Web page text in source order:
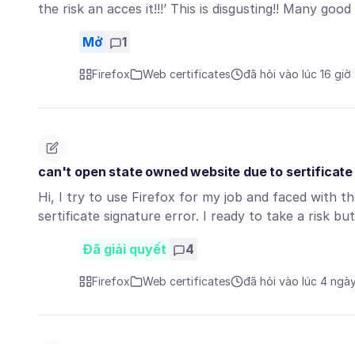
the risk an acces it!!!’ This is disgusting!! Many
Mở 1
Firefox Web certificates đã hỏi vào lúc 16
can't open state owned website due to
Hi, I try to use Firefox for my job and faced with
sertificate signature error. I ready to take a risk
Đã giải quyết 4
Firefox Web certificates đã hỏi vào lúc 4